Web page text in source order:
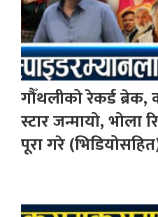
गौँथलीको रेकर्ड ब्रेक,
स्टार जन्मायो, भोला
पूरा गरे